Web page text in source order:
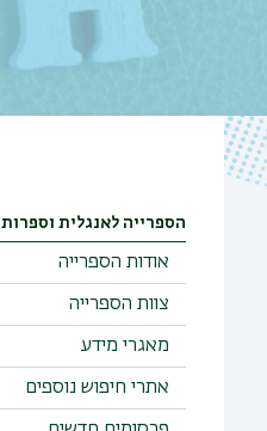
הספרייה לאנגלית וספרות
אודות הספרייה
צוות הספרייה
מאגרי מידע
אתרי חיפוש נוספים